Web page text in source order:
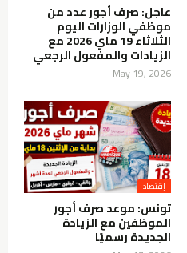
عاجل: صرف أجور عدد من
موظفي الوزارات اليوم
الثلاثاء 19 ماي 2026 مع
الزيادات والمفعول الرجعي
May 19, 2026
إقتصاد
تونس: موعد صرف أجور
الموظفين مع الزيادة
الجديدة رسميًا